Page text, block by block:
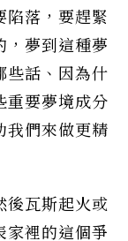
陷落，要趕緊
，夢到這種夢
些話、因為什
重要夢境成分
我們來做更精
後瓦斯起火或
家裡的這個爭